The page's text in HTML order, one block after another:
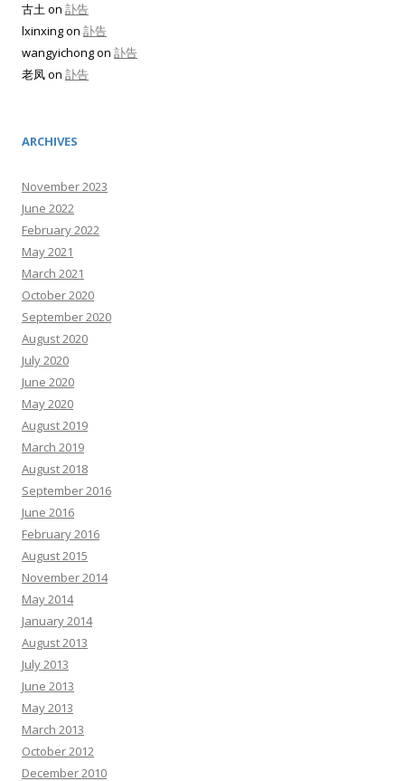
古土on 訃告
lxinxingon 訃告
wangyichongon 訃告
老凤on 訃告
ARCHIVES
November 2023
June 2022
February 2022
May 2021
March 2021
October 2020
September 2020
August 2020
July 2020
June 2020
May 2020
August 2019
March 2019
August 2018
September 2016
June 2016
February 2016
August 2015
November 2014
May 2014
January 2014
August 2013
July 2013
June 2013
May 2013
March 2013
October 2012
December 2010